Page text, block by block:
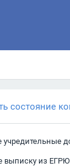
состояние
учредительные
выписку из